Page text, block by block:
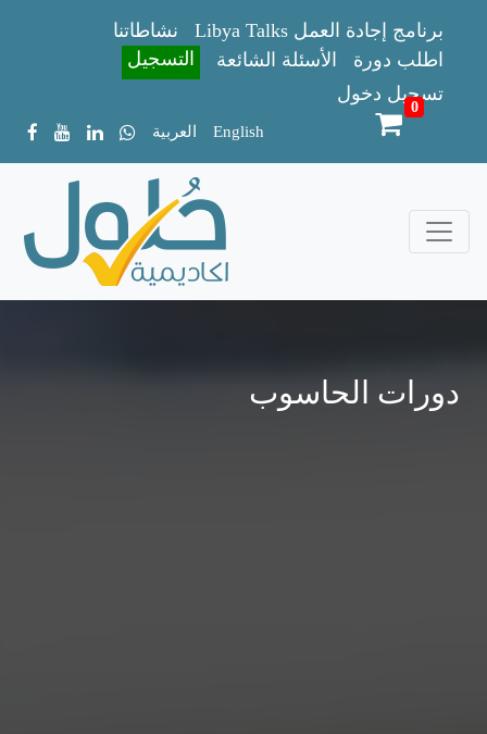
Libya Talks برنامج إجادة العمل
نشاطاتنا
اطلب دورة
الأسئلة الشائعة
التسجيل
تسجيل دخول
العربية English
0
دورات الحاسوب